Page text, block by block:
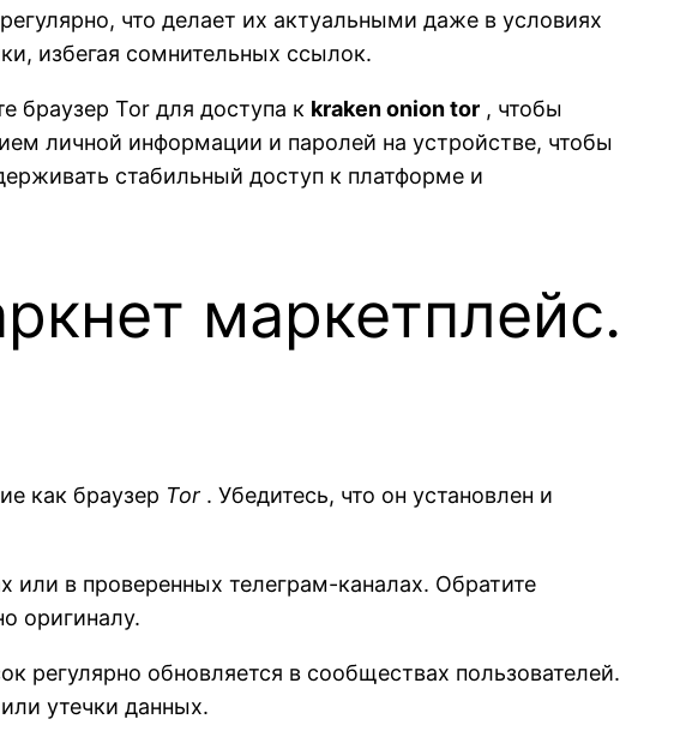
что делает их актуальными даже в условиях
избегая сомнительных ссылок.
браузер Tor для доступа к kraken onion tor , чтобы
личной информации и паролей на устройстве, чтобы
стабильный доступ к платформе и
маркетплейс.
как браузер Tor . Убедитесь, что он установлен и
или в проверенных телеграм-каналах. Обратите
оригиналу.
регулярно обновляется в сообществах пользователей.
утечки данных.